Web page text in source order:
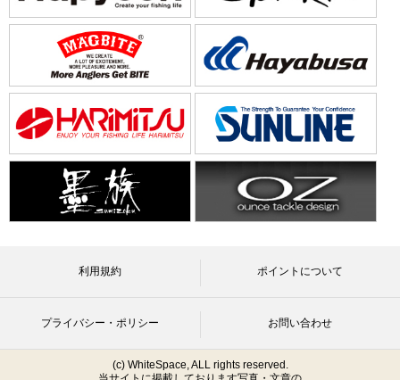
利用規約 ポイントについて
プライバシー・ポリシー お問い合わせ
(c) WhiteSpace, ALL rights reserved.